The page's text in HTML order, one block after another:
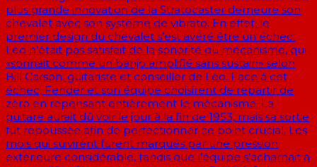
plus grande innovation de la Stratocaster demeure son
chevalet avec son système de vibrato. En effet, le
premier design du chevalet s’est avéré être un échec:
Leo n’était pas satisfait de la sonorité du mécanisme, qui
«sonnait comme un banjo amplifié sans sustain» selon
Bill Carson, guitariste et conseiller de Leo. Face à cet
échec, Fender et son équipe choisirent de repartir de
zéro en repensant entièrement le mécanisme. La
guitare aurait dû voir le jour à la fin de 1953, mais sa sortie
fut repoussée afin de perfectionner ce point crucial. Les
mois qui suivirent furent marqués par une pression
extérieure considérable, tandis que l’équipe s’acharnait à